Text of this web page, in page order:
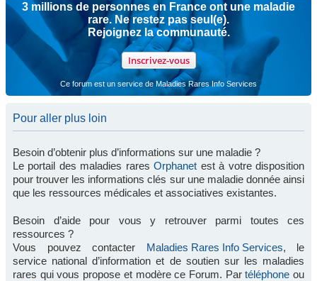
3 millions de personnes en France ont une maladie
rare. Ne restez pas seul(e).
Rejoignez la communauté.
Inscrivez-vous
Ce forum est un service de Maladies Rares Info Services
Pour aller plus loin
Besoin d’obtenir plus d’informations sur une maladie ?
Le portail des maladies raresOrphanet est à votre disposition
pour trouver les informations clés sur une maladie donnée ainsi
que les ressources médicales et associatives existantes.
Besoin d’aide pour vous y retrouver parmi toutes ces
ressources ?
Vous pouvez contacter Maladies Rares Info Services, le
service national d’information et de soutien sur les maladies
rares qui vous propose et modère ce Forum. Partéléphone ou